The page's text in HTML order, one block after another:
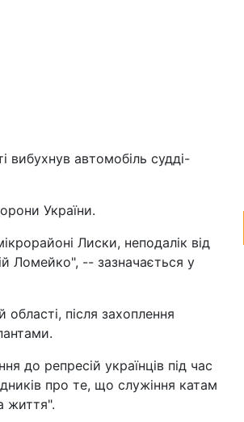
вибухнув автомобіль судді-
України.
Лиски, неподалік від
Ломейко", -- зазначається у
області, після захоплення
до репресій українців під час
про те, що служіння катам
життя".